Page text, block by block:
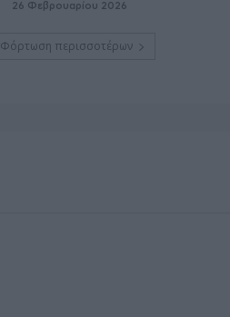
26 Φεβρουαρίου 2026
Φόρτωση περισσοτέρων